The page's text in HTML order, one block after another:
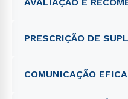
PRESCRIÇÃO DE
COMUNICAÇÃO